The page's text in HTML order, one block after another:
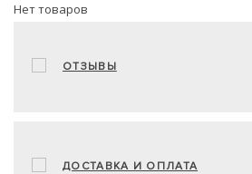
Нет товаров
ОТЗЫВЫ
ДОСТАВКА И ОПЛАТА